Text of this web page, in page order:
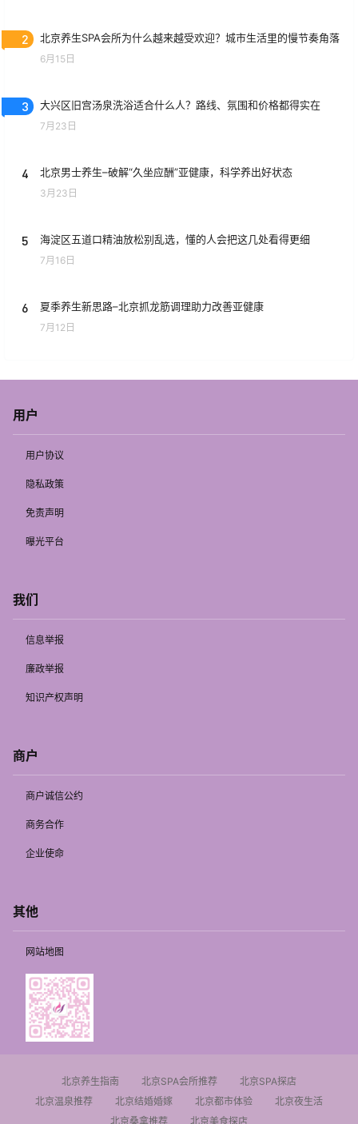
2 北京养生SPA会所为什么越来越受欢迎？城市生活里的慢节奏角落
6月15日
3 大兴区旧宫汤泉洗浴适合什么人？路线、氛围和价格都得实在
7月23日
4 北京男士养生–破解“久坐应酬”亚健康，科学养出好状态
3月23日
5 海淀区五道口精油放松别乱选，懂的人会把这几处看得更细
7月16日
6 夏季养生新思路–北京抓龙筋调理助力改善亚健康
7月12日
用户
用户协议
隐私政策
免责声明
曝光平台
我们
信息举报
廉政举报
知识产权声明
商户
商户诚信公约
商务合作
企业使命
其他
网站地图
北京养生指南 北京SPA会所推荐
北京SPA探店
北京温泉推荐
北京结婚婚嫁 北京都市体验
北京夜生活
北京桑拿推荐
北京美食探店